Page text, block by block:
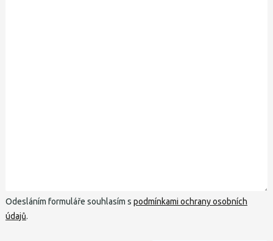
Odesláním formuláře souhlasím s podmínkami ochrany osobních
údajů.